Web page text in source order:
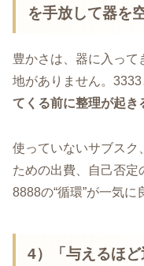
を手放して器を
豊かさは、器に入って
地がありません。3333
てくる前に整理が起き
使っていないサブスク
ための出費、自己否定
8888の“循環”が一気に
4）「与えるほ